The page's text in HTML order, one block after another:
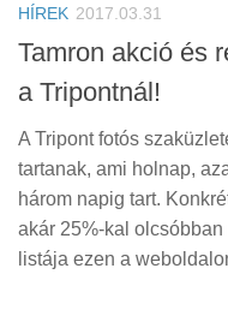
HÍREK 2017.03.31
Tamron akció és
a Tripontnál!
A Tripont fotós
tartanak, ami holnap,
három napig tart.
akár 25%-kal
listája ezen a